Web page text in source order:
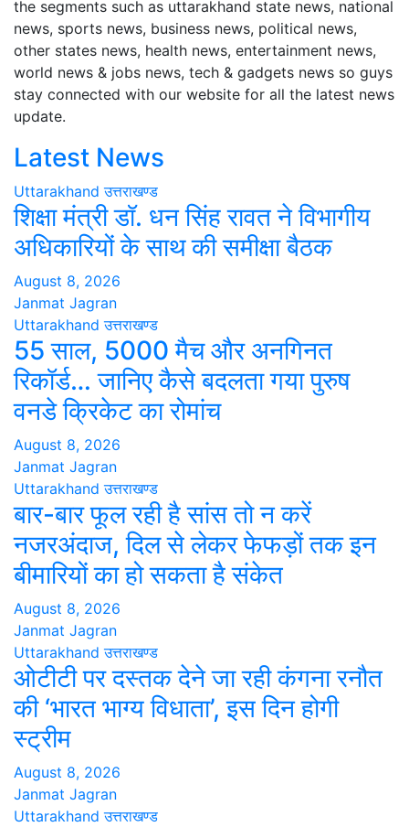
the segments such as uttarakhand state news, national
news, sports news, business news, political news,
other states news, health news, entertainment news,
world news & jobs news, tech & gadgets news so guys
stay connected with our website for all the latest news
update.
Latest News
Uttarakhand उत्तराखण्ड
शिक्षा मंत्री डॉ. धन सिंह रावत ने विभागीय
अधिकारियों के साथ की समीक्षा बैठक
August 8, 2026
Janmat Jagran
Uttarakhand उत्तराखण्ड
55 साल, 5000 मैच और अनगिनत
रिकॉर्ड… जानिए कैसे बदलता गया पुरुष
वनडे क्रिकेट का रोमांच
August 8, 2026
Janmat Jagran
Uttarakhand उत्तराखण्ड
बार-बार फूल रही है सांस तो न करें
नजरअंदाज, दिल से लेकर फेफड़ों तक इन
बीमारियों का हो सकता है संकेत
August 8, 2026
Janmat Jagran
Uttarakhand उत्तराखण्ड
ओटीटी पर दस्तक देने जा रही कंगना रनौत
की ‘भारत भाग्य विधाता’, इस दिन होगी
स्ट्रीम
August 8, 2026
Janmat Jagran
Uttarakhand उत्तराखण्ड